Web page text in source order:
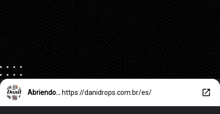
Abriendo... https://danidrops.com.br/es/